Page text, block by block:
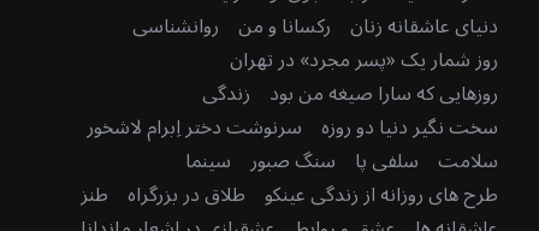
دنیای عاشقانه زنان رکسانا و من روانشناسی
روز شمار یک «پسر مجرد» در تهران
روزهایی که سارا صیغه من بود زندگی
سخت نگیر دنیا دو روزه سرنوشت دختر اِبرام لاشخور
سلامت سلفی پا سنگ صبور سینما
طرح های روزانه از زندگی عینکو طلاق در بزرگراه طنز